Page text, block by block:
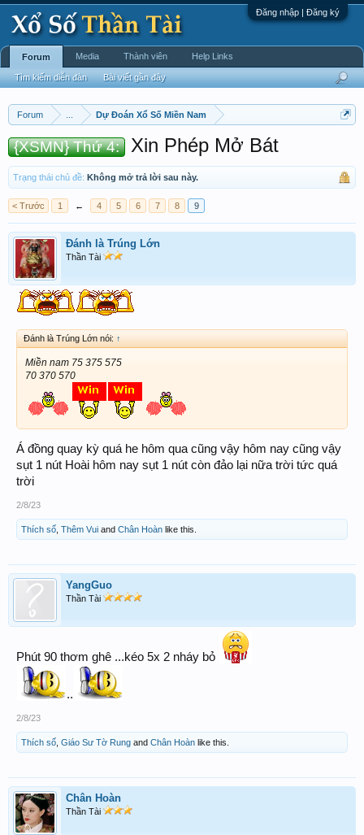
Đăng nhập | Đăng ký
Forum Dự Đoán Xổ Số Miền Nam
{XSMN} Thứ 4: Xin Phép Mở Bát
Trạng thái chủ đề: Không mở trả lời sau này.
< Trước 1 ← 4 5 6 7 8 9
Đánh là Trúng Lớn
Thần Tài
Đánh là Trúng Lớn nói: ↑
Miền nam 75 375 575
70 370 570
Á đồng quay kỳ quá he hôm qua cũng vậy hôm nay cũng vậy
sụt 1 nút Hoài hôm nay sụt 1 nút còn đảo lại nữa trời tức quá
trời
2/8/23
Thích số Thêm Vui and Chân Hoàn like this.
YangGuo
Thần Tài
Phút 90 thơm ghê ...kéo 5x 2 nháy bỏ
..
2/8/23
Thích số Giáo Sư Tờ Rung and Chân Hoàn like this.
Chân Hoàn
Thần Tài
Forum
Tìm kiếm diễn đàn Bài viết gần đây
Media Thành viên Help Links